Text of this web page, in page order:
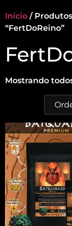
Início /
“FertDoReino”
Mostrando